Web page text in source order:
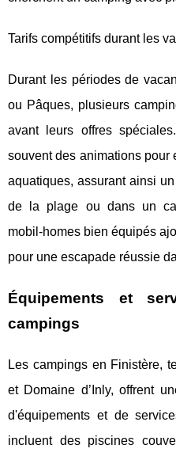
Tarifs compétitifs durant les
Durant les périodes de
ou Pâques, plusieurs
avant leurs offres
souvent des animations pour
aquatiques, assurant ainsi
de la plage ou dans un
mobil-homes bien équipés
pour une escapade réussie
Équipements et
campings
Les campings en Finistère,
et Domaine d’Inly, offrent
d'équipements et de
incluent des piscines